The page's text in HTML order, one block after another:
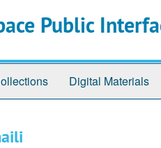
Public
Digital Materials